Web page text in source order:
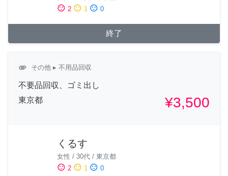
sentiment_satisfied 2 sentiment_neutral 1 sentiment_dissatisfied 0
終了
attachment その他 ▸ 不用品回収
不要品回収、ゴミ出し
東京都
¥3,500
くるす
女性 / 30代 / 東京都
sentiment_satisfied 2 sentiment_neutral 1 sentiment_dissatisfied 0